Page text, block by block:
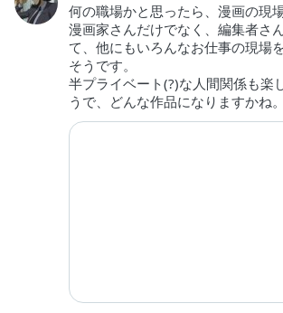
何の職場かと思ったら、漫画の現場
漫画家さんだけでなく、編集者さ
て、他にもいろんなお仕事の現場
そうです。
半プライベート(?)な人間関係も楽
うで、どんな作品になりますかね。